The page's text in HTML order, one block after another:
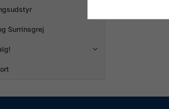
Surrinsgrej
